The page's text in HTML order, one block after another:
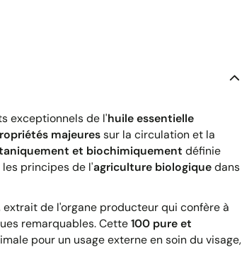
exceptionnels de l'huile essentielle
majeuressur la circulation et la
et biochimiquement définie
principes de l'agriculture biologiquedans
de l'organe producteur qui confère à
remarquables. Cette100 pure et
pour un usage externe en soin du visage,